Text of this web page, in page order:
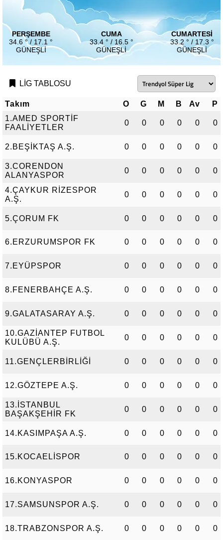
PERŞEMBE
34.6 ° / 17.1 °
GÜNEŞLI
CUMA
33.4 ° / 16.5 °
GÜNEŞLI
CUMARTESI
33.2 ° / 17.3 °
GÜNEŞLI
LİG TABLOSU
Takım O G M B Av
P
1.AMED SPORTİF
FAALİYETLER
0 0 0 0 0 0
2.BEŞİKTAŞ A.Ş. 0 0 0 0 0 0
3.CORENDON
ALANYASPOR
0 0 0 0 0 0
4.ÇAYKUR RİZESPOR
A.Ş.
0 0 0 0 0 0
5.ÇORUM FK 0 0 0 0 0 0
6.ERZURUMSPOR FK 0 0 0 0 0 0
7.EYÜPSPOR 0 0 0 0 0 0
8.FENERBAHÇE A.Ş. 0 0 0 0 0 0
9.GALATASARAY A.Ş. 0 0 0 0 0 0
10.GAZİANTEP FUTBOL
KULÜBÜ A.Ş.
0 0 0 0 0 0
11.GENÇLERBİRLİĞİ 0 0 0 0 0 0
12.GÖZTEPE A.Ş. 0 0 0 0 0 0
13.İSTANBUL
BAŞAKŞEHİR FK
0 0 0 0 0 0
14.KASIMPAŞA A.Ş. 0 0 0 0 0 0
15.KOCAELİSPOR 0 0 0 0 0 0
16.KONYASPOR 0 0 0 0 0 0
17.SAMSUNSPOR A.Ş. 0 0 0 0 0 0
18.TRABZONSPOR A.Ş. 0 0 0 0 0 0